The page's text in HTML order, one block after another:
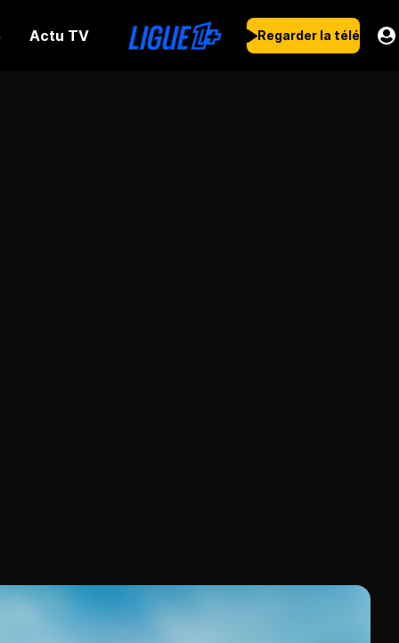
Actu TV Regarder la télé